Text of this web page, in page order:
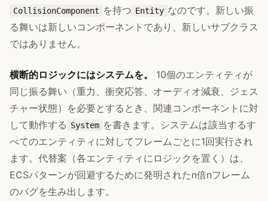
CollisionComponent を持つ Entity なのです。新しい振
る舞いは新しいコンポーネントであり、新しいサブクラス
ではありません。
横断的ロジックにはシステムを。
10個のエンティティが
同じ振る舞い（重力、衝突応答、オーディオ減衰、ジェス
チャー状態）を必要とするとき、関連コンポーネントに対
して動作する System を書きます。システムは該当するす
べてのエンティティに対してフレームごとに1回実行され
ます。代替案（各エンティティにロジックを置く）は、
ECSパターンが回避するために発明されたn倍nフレーム
のバグを生み出します。